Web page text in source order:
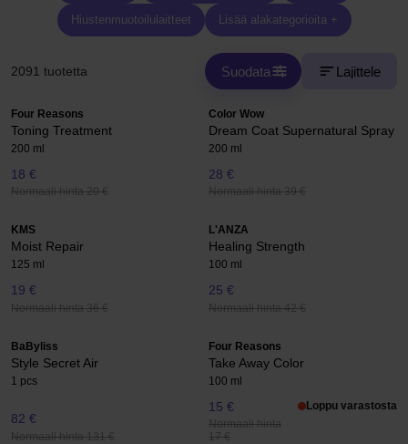
Hiustenmuotoilulaitteet Lisää alakategorioita +
2091 tuotetta Suodata Lajittele
Four Reasons
Toning Treatment
200 ml
18 €
Normaali hinta 20 €
Color Wow
Dream Coat Supernatural Spray
200 ml
28 €
Normaali hinta 39 €
KMS
Moist Repair
125 ml
19 €
Normaali hinta 36 €
L'ANZA
Healing Strength
100 ml
25 €
Normaali hinta 42 €
BaByliss
Style Secret Air
1 pcs
82 €
Normaali hinta 131 €
Four Reasons
Take Away Color
100 ml
15 €
Normaali hinta
17 €
Loppu varastosta